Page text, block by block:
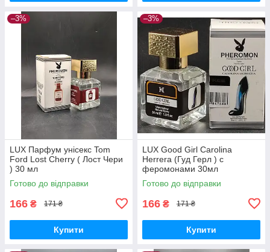
–3%
LUX Парфум унісекс Tom
Ford Lost Cherry ( Лост Чери
) 30 мл
Готово до відправки
166 ₴ 171 ₴
Купити
–3%
LUX Good Girl Carolina
Herrera (Гуд Герл ) с
феромонами 30мл
Готово до відправки
166 ₴ 171 ₴
Купити